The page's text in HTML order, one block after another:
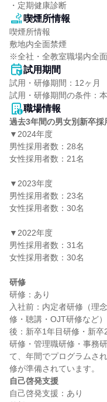
・定期健康診断
喫煙所情報
喫煙所情報
敷地内全面禁煙
※全社・全教室職場内全
試用期間
試用・研修期間：12ヶ月
職場情報
過去3年間の男女別新卒採
▼2024年度
男性採用者数：28名
女性採用者数：21名
▼2023年度
男性採用者数：23名
女性採用者数：30名
▼2022年度
男性採用者数：31名
女性採用者数：30名
研修
研修：あり
入社前：内定者研修（理
修・聴講・OJT研修など
後：新卒1年目研修・新
研修・管理職研修・事務
て、年間でプログラムさ
自己啓発支援
自己啓発支援：あり